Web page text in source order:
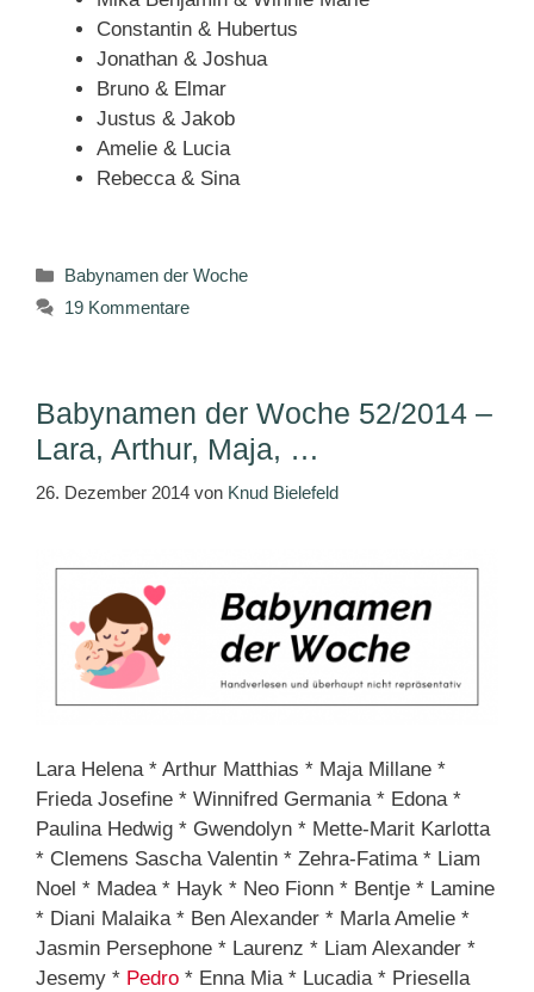
Constantin & Hubertus
Jonathan & Joshua
Bruno & Elmar
Justus & Jakob
Amelie & Lucia
Rebecca & Sina
Kategorien
Babynamen der Woche
19 Kommentare
Babynamen der Woche 52/2014 –
Lara, Arthur, Maja, …
26. Dezember 2014 von Knud Bielefeld
Lara Helena * Arthur Matthias * Maja Millane *
Frieda Josefine * Winnifred Germania * Edona *
Paulina Hedwig * Gwendolyn * Mette-Marit Karlotta
* Clemens Sascha Valentin * Zehra-Fatima * Liam
Noel * Madea * Hayk * Neo Fionn * Bentje * Lamine
* Diani Malaika * Ben Alexander * Marla Amelie *
Jasmin Persephone * Laurenz * Liam Alexander *
Jesemy * Pedro * Enna Mia * Lucadia * Priesella